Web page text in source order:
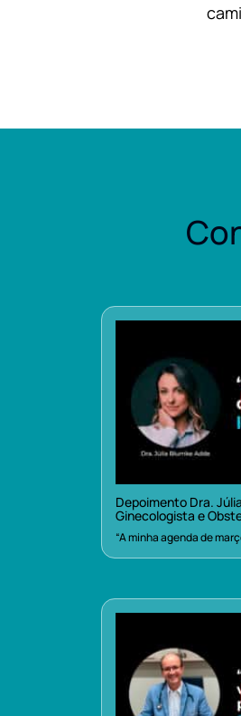
Depoimento Dra.
Ginecologista e
“A minha agenda de